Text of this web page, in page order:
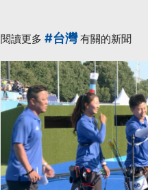
閱讀更多 #台灣有關的新聞